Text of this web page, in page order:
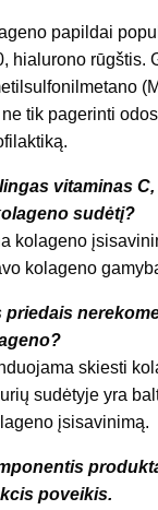
papildai
hialurono rūgštis.
tik pagerinti
vitaminas
sudėtį?
kolageno
kolageno
priedais
skiesti
sudėtyje yra
įsisavinimą.
poveikis.